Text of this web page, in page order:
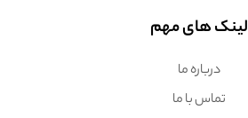
لینک های مهم
درباره ما
تماس با ما